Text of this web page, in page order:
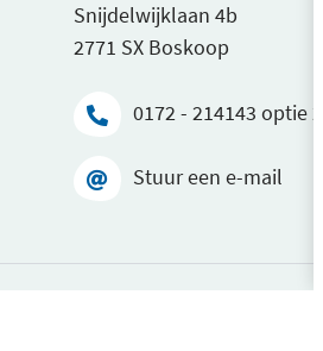
Snijdelwijklaan 4b
2771 SX Boskoop
0172 - 214143 optie 2
Stuur een e-mail